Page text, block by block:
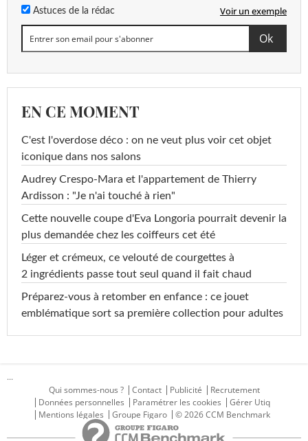
Astuces de la rédac Voir un exemple
EN CE MOMENT
C'est l'overdose déco : on ne veut plus voir cet objet
iconique dans nos salons
Audrey Crespo-Mara et l'appartement de Thierry
Ardisson : "Je n'ai touché à rien"
Cette nouvelle coupe d'Eva Longoria pourrait devenir la
plus demandée chez les coiffeurs cet été
Léger et crémeux, ce velouté de courgettes à
2 ingrédients passe tout seul quand il fait chaud
Préparez-vous à retomber en enfance : ce jouet
emblématique sort sa première collection pour adultes
...
Qui sommes-nous ?
Contact Publicité
Recrutement
Données personnelles
Paramétrer les cookies
Gérer Utiq
Mentions légales
Groupe Figaro © 2026 CCM Benchmark